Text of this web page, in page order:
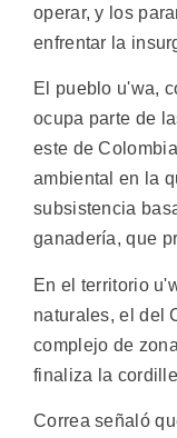
operar, y los
enfrentar la
El pueblo u'wa,
ocupa parte de
este de
ambiental en la
subsistencia
ganadería, que
En el territorio
naturales, el del
complejo de
finaliza la
Correa señaló